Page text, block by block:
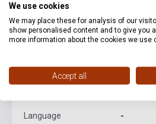
Pages
Binding Soft
Date of publication
Language -
We use cookies
We may place these for analysis of our
show personalised content and to give you
more information about the cookies we use
Accept all